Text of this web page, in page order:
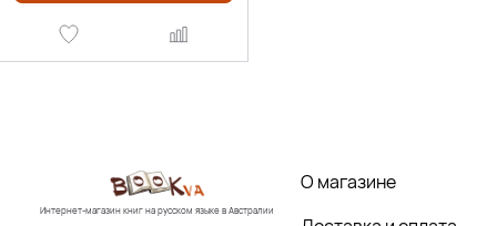
Интернет-магазин книг на русском языке в Австралии
О магазине